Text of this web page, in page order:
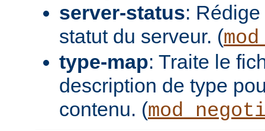
server-status:
statut du serveur. (
type-map: Traite le
description de type
contenu. (